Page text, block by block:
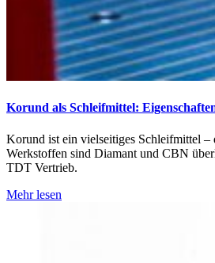
Korund als Schleifmittel:
Korund ist ein vielseitiges Schleifmittel –
Werkstoffen sind Diamant und CBN
TDT Vertrieb.
Mehr lesen